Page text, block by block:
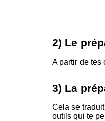
2) Le
A partir de tes
3) La
Cela se
outils qui te